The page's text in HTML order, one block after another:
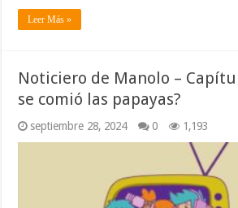
Leer Más »
Noticiero de Manolo –
se comió las papayas?
septiembre 28, 2024 0 1,193